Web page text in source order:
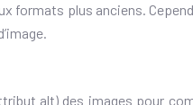
formats plus anciens.
alt) des images pour